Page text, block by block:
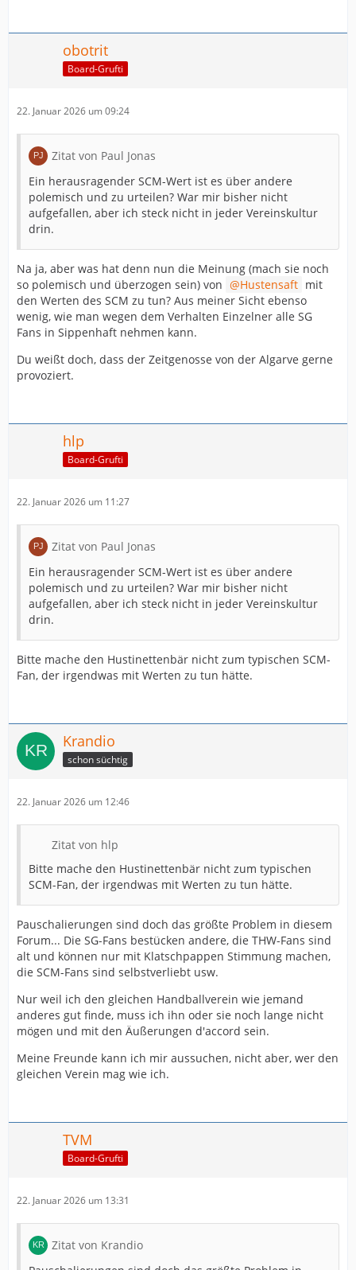
obotrit
Board-Grufti
22. Januar 2026 um 09:24
Zitat von Paul Jonas
Ein herausragender SCM-Wert ist es über andere
polemisch und zu urteilen? War mir bisher nicht
aufgefallen, aber ich steck nicht in jeder Vereinskultur
drin.
Na ja, aber was hat denn nun die Meinung (mach sie noch
so polemisch und überzogen sein) von
Hustensaft mit
den Werten des SCM zu tun? Aus meiner Sicht ebenso
wenig, wie man wegen dem Verhalten Einzelner alle SG
Fans in Sippenhaft nehmen kann.
Du weißt doch, dass der Zeitgenosse von der Algarve gerne
provoziert.
hlp
Board-Grufti
22. Januar 2026 um 11:27
Zitat von Paul Jonas
Ein herausragender SCM-Wert ist es über andere
polemisch und zu urteilen? War mir bisher nicht
aufgefallen, aber ich steck nicht in jeder Vereinskultur
drin.
Bitte mache den Hustinettenbär nicht zum typischen SCM-
Fan, der irgendwas mit Werten zu tun hätte.
Krandio
schon süchtig
22. Januar 2026 um 12:46
Zitat von hlp
Bitte mache den Hustinettenbär nicht zum typischen
SCM-Fan, der irgendwas mit Werten zu tun hätte.
Pauschalierungen sind doch das größte Problem in diesem
Forum... Die SG-Fans bestücken andere, die THW-Fans sind
alt und können nur mit Klatschpappen Stimmung machen,
die SCM-Fans sind selbstverliebt usw.
Nur weil ich den gleichen Handballverein wie jemand
anderes gut finde, muss ich ihn oder sie noch lange nicht
mögen und mit den Äußerungen d'accord sein.
Meine Freunde kann ich mir aussuchen, nicht aber, wer den
gleichen Verein mag wie ich.
TVM
Board-Grufti
22. Januar 2026 um 13:31
Zitat von Krandio